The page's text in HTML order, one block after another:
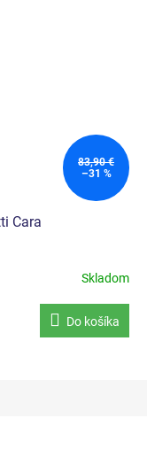
83,90 €
–31 %
Cara
Skladom
Do košíka